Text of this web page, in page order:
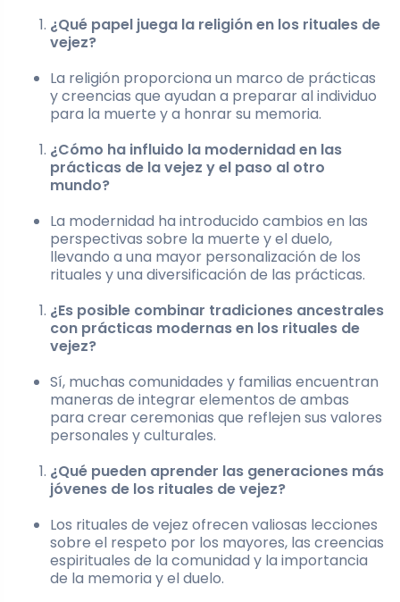
¿Qué papel juega la religión en los rituales de
vejez?
La religión proporciona un marco de prácticas
y creencias que ayudan a preparar al individuo
para la muerte y a honrar su memoria.
¿Cómo ha influido la modernidad en las
prácticas de la vejez y el paso al otro
mundo?
La modernidad ha introducido cambios en las
perspectivas sobre la muerte y el duelo,
llevando a una mayor personalización de los
rituales y una diversificación de las prácticas.
¿Es posible combinar tradiciones ancestrales
con prácticas modernas en los rituales de
vejez?
Sí, muchas comunidades y familias encuentran
maneras de integrar elementos de ambas
para crear ceremonias que reflejen sus valores
personales y culturales.
¿Qué pueden aprender las generaciones más
jóvenes de los rituales de vejez?
Los rituales de vejez ofrecen valiosas lecciones
sobre el respeto por los mayores, las creencias
espirituales de la comunidad y la importancia
de la memoria y el duelo.